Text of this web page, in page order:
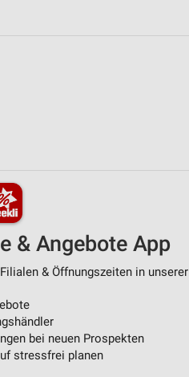
& Angebote App
& Öffnungszeiten in
bei neuen Prospekten
stressfrei planen